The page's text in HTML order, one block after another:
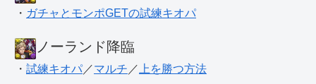
・ ガチャとモンポGETの試練キオパ
ノーランド降臨
・ 試練キオパ ／マルチ ／ 上を勝つ方法